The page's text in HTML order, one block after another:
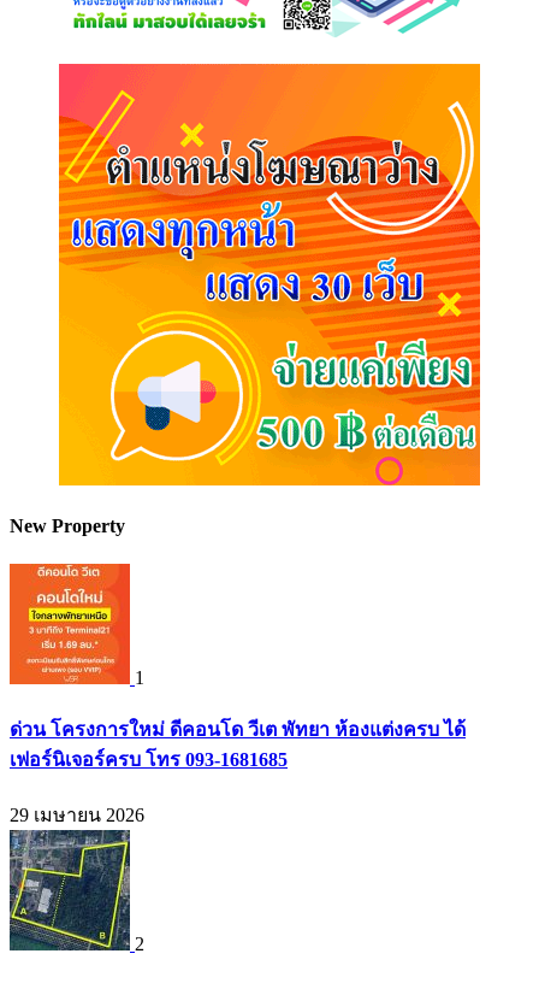
New Property
1
ด่วน โครงการใหม่ ดีคอนโด วีเต พัทยา ห้องแต่งครบ ได้
เฟอร์นิเจอร์ครบ โทร 093-1681685
29 เมษายน 2026
2